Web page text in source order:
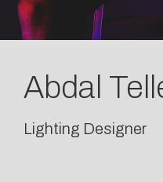
Abdal
Lighting Designer